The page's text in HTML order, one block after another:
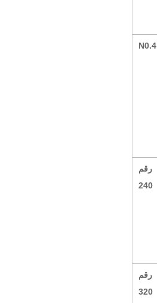
N0.4
رقم
240
رقم
320